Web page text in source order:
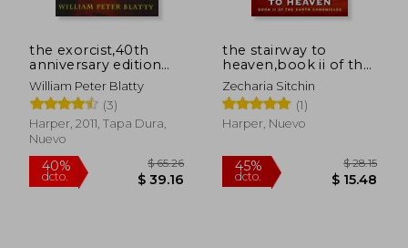
45%
dcto.
$ 81.62 45%
dcto.
the exorcist,40th
anniversary edition
(en Inglés)
William Peter Blatty
(3)
Harper, 2011, Tapa Dura,
Nuevo
the stairway to
heaven,book ii of the
earth chronicles (en
Inglés)
Zecharia Sitchin
(1)
Harper, Nuevo